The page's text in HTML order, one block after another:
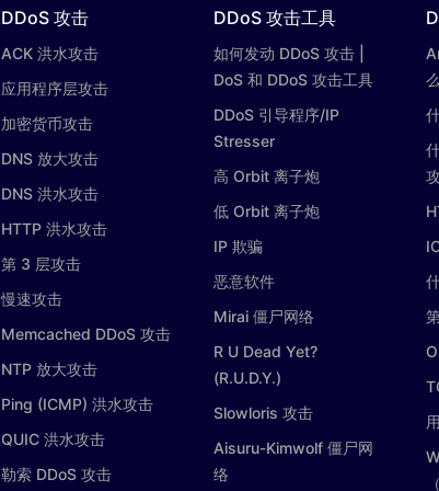
DDoS 攻击
ACK 洪水攻击
应用程序层攻击
加密货币攻击
DNS 放大攻击
DNS 洪水攻击
HTTP 洪水攻击
第 3 层攻击
慢速攻击
Memcached DDoS 攻击
NTP 放大攻击
Ping (ICMP) 洪水攻击
QUIC 洪水攻击
勒索 DDoS 攻击
DDoS 攻击工具
如何发动 DDoS 攻击 |
DoS 和 DDoS 攻击工具
DDoS 引导程序/IP
Stresser
高 Orbit 离子炮
低 Orbit 离子炮
IP 欺骗
恶意软件
Mirai 僵尸网络
R U Dead Yet?
(R.U.D.Y.)
Slowloris 攻击
Aisuru-Kimwolf 僵尸网
络